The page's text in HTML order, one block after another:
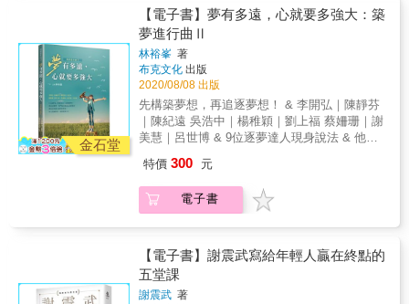
許多成功企業家都有個比較不順遂的童年，那
或許是一種不幸，但若秉持著正向信念去看待
生活中的挫折，那反倒是一種刺激成長的養
分。 阮智偉坦承他的原生家庭是有些狀況，然
而日後回想，若不是因為從小就被環境逼得要
自立自強，假定他成長於安逸中，那未必能獲
致他將來的種種成就。 由於父母的特殊狀況，
身為四個孩子的老大，智偉從小就肩負著「長
在家的那些年，他要照養著底下三個年紀有點
差距弟弟們的生活。 如果只是這樣，那可能可
以造就出一個能承擔責任的青年，尚無法淬鍊
出一個精明幹練的企業幹才，但智偉的原生家
庭問題遠不只如此，除了父母長期管教缺席
外，還有如噩夢般伴隨著他成長的債務，可以
說，直到他28歲結婚自立門戶前，他的人生存
在意義，似乎就是被迫要不斷地為爸媽償還債
務。 永遠有高達六七位數字的債務等著要智偉
機取巧得到好處，但那些沒有紮實基礎做後盾
的事業一定無法長久。就好比如今已是房地產
達人，也擁有自己建設事業的他，能夠以「千
萬元」甚至「億元」為單位計算投資獲利以及
事業盈餘，那也是因為他曾經一步一腳印走過
那些個以「千元」以「萬元」為單位賺取生計
的打拼年代。 阮智偉，一個總是認真規劃自己
人生的人，他付出的比別人早也比別人用心，
因此才三十幾歲就已經成就千萬富翁的位階。
他總是一方面認真投入當下，一方面也提早規
業界聲譽，都達到令人敬羨的高度。他是如何
走到如今的成功？過程中做對了哪些事呢？ 以
或許是一種不幸，但若秉持著正向信念去看待
生活中的挫折，那反倒是一種刺激成長的養
分。 阮智偉坦承他的原生家庭是有些狀況，然
的是： 青年美食達人，他的成長心聲，以及迎
向轉型：曾捷裕 開創南臺灣民宿版圖的年輕創
業投資家：王璿程 單純的小護士如何踏入汽車
產業成為銷售冠軍：劉紘瑜 & ●&&& 事業經營
篇 傳統對於成功的定義，通常還是比較會以事
業有成做為評估標準，本篇邀請的三位朋友，
他們各自在所屬的產業追夢，最終也能達到相
當的成就， 包含： 壯年轉型房地產業，闖出一
的洗頭妹，後來成就令人欣羨的事業：何琳琳
從台中遠赴異鄉打拼事業，獲頒全國百大銷售
榮耀：戴君婷 & ●&&& 人生起伏篇 創業有人成
功，也會有人失敗。當走在順境時，如何維持
的四位都是歷經滄桑，擁有豐富人生經驗， 分
別是： 人稱醫美教母的貝姐，她的人生傳奇：
廖蓓琦 見證台灣金融發展史，38年銀行資深一
姐的成長心聲：朱鳳卿 轉戰北高的資深行銷戰
第三集，藉由一群又一群素人的分享，作者群
們也各自在自己的影響領域，感動了許多人。
也因此才年復一年，又有更多新朋友願意一起
分享他們的故事，歡迎更多人來築夢圓夢。 &
本書分成四大篇章，邀請了來自不同產業，不
同背景的朋友，分享不同的築夢故事和築夢心
得。 這些人中，有剛入社會不久的年輕人，也
有已在某個產業揚名立萬的資深前輩。他們的
夢想不一定只是關於拓展事業或創造財富，也
包含如何與家人相處，還有更重要的與「自
章邀請三至四位朋友分享： ●&&& 青年立志篇
年輕人若能立志，就可以更早創造屬於自己的
生活。這裡的青年包括年輕有為的創業家，也
的是： 青年美食達人，他的成長心聲，以及迎
向轉型：曾捷裕 開創南臺灣民宿版圖的年輕創
業投資家：王璿程 單純的小護士如何踏入汽車
所謂的「做到最好」不是「做得完美」，而是
把喜歡的事「切實地完成」。然而，時間是最
公平的，它從不多給誰一分；在這個分心世
代，如何「提升效率」是追求夢想成功的過程
中，十分重要的一環： 1. 使用清單或APP，記
錄想要培養的習慣，並持續追蹤進度。 2. 盡量
在早上或任何意志力最強的時候，完成最重要
的事情 。 3. 使用限制螢幕APP，並關掉不必
要的通知，減少使用手機的時間。 關於學習、
習慣養成，每個人適合的方法不同，而清單式
的理性思考，是幫助我們持續堅持的高效方法
之一。冥想、讀經、禱告、閱讀、創作、運
動、體重、睡眠時間&hellip;&hellip;，這些看似
會積累成一個超出預期的巨大力量，回饋我
們。 想成功，其實，從來就不是義無反顧，或
擁有滿腔熱血就可以；它，有一套方法可循；
個是你喜歡的，恭喜！接下來要做的，就是朝
著這個目標邁進。但是，追逐夢想或是成長過
程中，不免有失敗挫折的時刻；而有時，阻礙
追夢成功的原因，不在於外在環境，而在於一
直「過不去的自己」。 「有件事你一定要永遠
記得： 你比你自認得更勇敢，比你自已看起來
得更堅強， 比你自己想像得更聰明。」 試著寫
日記吧！無論是當下寫完的舒坦，抑或日後翻
閱回味，都能在文字中找到一些答案；寫下，
也就放下了。這些文字，會時時提醒內心保持
全盤皆輸。這些文字的自省浪漫，亦會是助我
們一臂之力的實用方法。 ■ STEP3 列清單：堅
持不是一個長跑，它是很多一個接一個的短跑
所謂的「做到最好」不是「做得完美」，而是
把喜歡的事「切實地完成」。然而，時間是最
公平的，它從不多給誰一分；在這個分心世
代，如何「提升效率」是追求夢想成功的過程
鍵時刻，你要勇敢轉換跑道。」& 當我們在工
作上遇到挫折時，該如何面對？陳靜芬說：
「就算是較負面的體驗，只要『學到』就算
『得到』。」& 當我們懷疑人生，探求生命的
意義時？吳浩中說：「其實每個人都有個內在
力量，這內在力量就是我們的功課，我們的人
生，就是要鍛鍊這個內在力量。」& 當我們覺
得努力也無法改變現實，覺得沮喪時？蔡姍姍
說：「人生就是一個舞台，我不管站在什麼位
置，主角也好，配角也好，跑龍套也好，我就
我的能量累積。& 當你找不到夢想，失去目標
時？謝美慧說：「夢想在每個人的心裡，發諸
心願，透過信仰及宇宙的力量散播出去，夢想
金石堂
【電子書】夢有多遠，心就要多強大：築
夢進行曲Ⅱ
林裕峯 著
布克文化 出版
2020/08/08 出版
先構築夢想，再追逐夢想！ & 李開弘｜陳靜芬
｜陳紀遠 吳浩中｜楊稚穎｜劉上福 蔡姍珊｜謝
美慧｜呂世博 & 9位逐夢達人現身說法 & 他們
境， 努力突破新局，成就璀璨人生。 & 透過本
書達人們的生涯故事，當我們對於職涯感到困
惑時，可以獲得解答，換個角度重新省思自己
鍵時刻，你要勇敢轉換跑道。」& 當我們在工
作上遇到挫折時，該如何面對？陳靜芬說：
「就算是較負面的體驗，只要『學到』就算
特價 300 元
電子書
【電子書】謝震武寫給年輕人贏在終點的
五堂課
謝震武 著